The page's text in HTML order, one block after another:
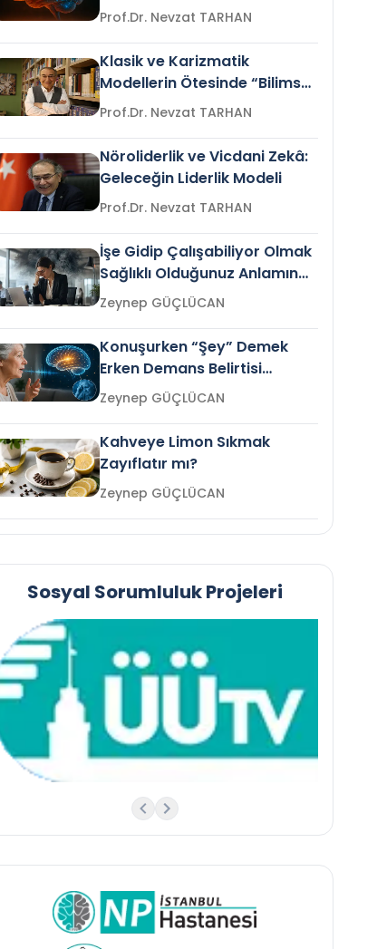
Prof.Dr. Nevzat TARHAN
Klasik ve Karizmatik
Modellerin Ötesinde “Bilimsel
Liderlik”
Prof.Dr. Nevzat TARHAN
Nöroliderlik ve Vicdani Zekâ:
Geleceğin Liderlik Modeli
Prof.Dr. Nevzat TARHAN
İşe Gidip Çalışabiliyor Olmak
Sağlıklı Olduğunuz Anlamına
Gelir mi?Zeynep GÜÇLÜCAN
Konuşurken “Şey” Demek
Erken Demans Belirtisi
Olabilir mi?Zeynep GÜÇLÜCAN
Kahveye Limon Sıkmak
Zayıflatır mı?
Zeynep GÜÇLÜCAN
Sosyal Sorumluluk Projeleri